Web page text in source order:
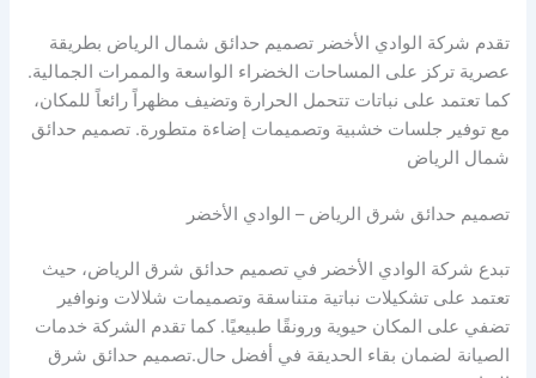
تقدم شركة الوادي الأخضر تصميم حدائق شمال الرياض بطريقة
عصرية تركز على المساحات الخضراء الواسعة والممرات الجمالية.
كما تعتمد على نباتات تتحمل الحرارة وتضيف مظهراً رائعاً للمكان،
مع توفير جلسات خشبية وتصميمات إضاءة متطورة. تصميم حدائق
شمال الرياض
تصميم حدائق شرق الرياض – الوادي الأخضر
تبدع شركة الوادي الأخضر في تصميم حدائق شرق الرياض، حيث
تعتمد على تشكيلات نباتية متناسقة وتصميمات شلالات ونوافير
تضفي على المكان حيوية ورونقًا طبيعيًا. كما تقدم الشركة خدمات
الصيانة لضمان بقاء الحديقة في أفضل حال.تصميم حدائق شرق